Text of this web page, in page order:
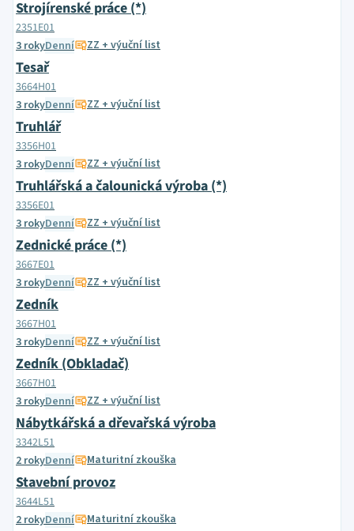
Strojírenské práce (*)
2351E01
3 rokyDenní ZZ + výuční list
Tesař
3664H01
3 rokyDenní ZZ + výuční list
Truhlář
3356H01
3 rokyDenní ZZ + výuční list
Truhlářská a čalounická výroba (*)
3356E01
3 rokyDenní ZZ + výuční list
Zednické práce (*)
3667E01
3 rokyDenní ZZ + výuční list
Zedník
3667H01
3 rokyDenní ZZ + výuční list
Zedník (Obkladač)
3667H01
3 rokyDenní ZZ + výuční list
Nábytkářská a dřevařská výroba
3342L51
2 rokyDenní Maturitní zkouška
Stavební provoz
3644L51
2 rokyDenní Maturitní zkouška